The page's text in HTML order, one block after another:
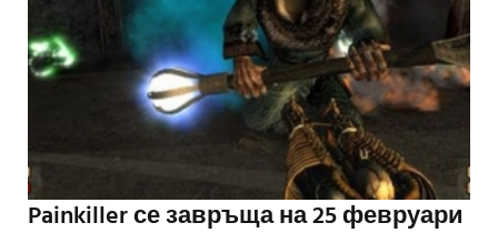
Painkiller се завръща на 25 февруари